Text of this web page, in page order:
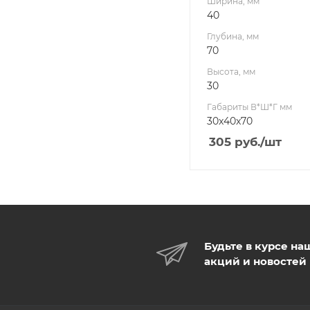
40
Глубина, мм
70
Высота, мм
30
Габариты В*Ш*Г мм
30x40x70
305 руб./шт
Будьте в курсе
акций и новостей